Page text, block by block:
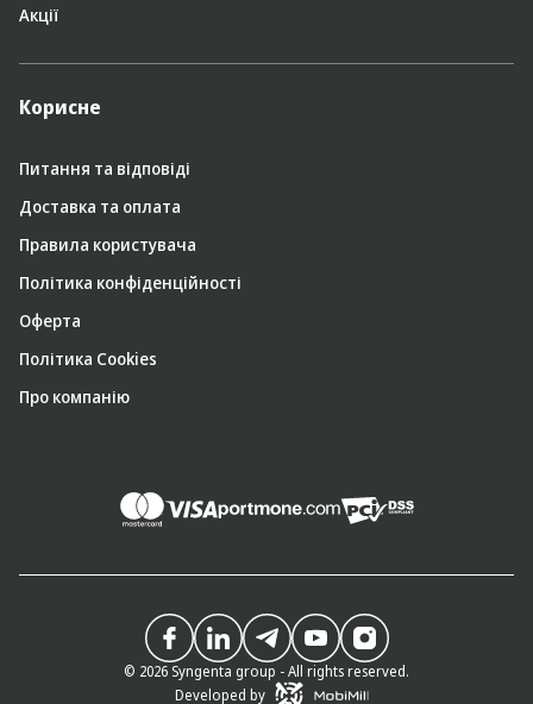
Акції
Корисне
Питання та відповіді
Доставка та оплата
Правила користувача
Політика конфіденційності
Оферта
Політика Cookies
Про компанію
© 2026 Syngenta group - All rights reserved.
Developed by